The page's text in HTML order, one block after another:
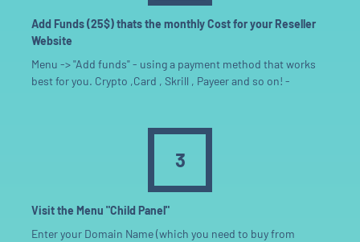
Add Funds (25$) thats the monthly Cost for your Reseller
Website
Menu -> "Add funds" - using a payment method that works
best for you. Crypto ,Card , Skrill , Payeer and so on! -
3
Visit the Menu "Child Panel"
Enter your Domain Name (which you need to buy from